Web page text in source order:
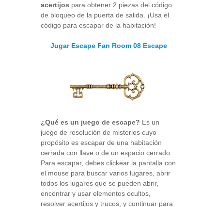
acertijos para obtener 2 piezas del código
de bloqueo de la puerta de salida. ¡Usa el
código para escapar de la habitación!
Jugar Escape Fan Room 08 Escape
¿Qué es un juego de escape? Es un
juego de resolución de misterios cuyo
propósito es escapar de una habitación
cerrada con llave o de un espacio cerrado.
Para escapar, debes clickear la pantalla con
el mouse para buscar varios lugares, abrir
todos los lugares que se pueden abrir,
encontrar y usar elementos ocultos,
resolver acertijos y trucos, y continuar para